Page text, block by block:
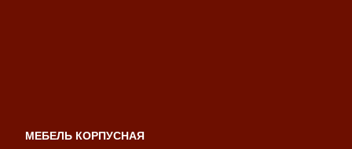
МЕБЕЛЬ КОРПУСНАЯ